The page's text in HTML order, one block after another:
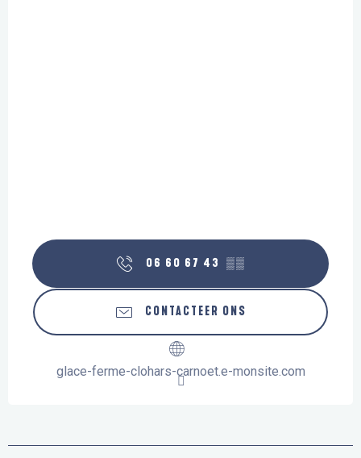
06 60 67 43 ▒▒
CONTACTEER ONS
glace-ferme-clohars-carnoet.e-monsite.com